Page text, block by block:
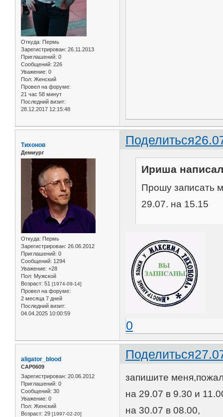
Откуда: Пермь
Зарегистрирован: 26.11.2013
Приглашений: 0
Сообщений: 226
Уважение: 0
Пол: Женский
Провел на форуме:
21 час 58 минут
Последний визит:
28.12.2017 12:15:48
Поделиться
Тихонов
Демиург
Откуда: Пермь
Зарегистрирован: 26.06.2012
Приглашений: 0
Сообщений: 1294
Уважение: +28
Пол: Мужской
Возраст: 51 [1974-09-14]
Провел на форуме:
2 месяца 7 дней
Последний визит:
04.04.2025 10:00:59
Ириша
Прошу записать
29.07. на 15.15
0
Поделиться
aligator_blood
САР0609
Зарегистрирован: 20.06.2012
Приглашений: 0
Сообщений: 30
Уважение: 0
Пол: Женский
Возраст: 29 [1997-02-20]
запишите
на 29.07 в 9.30 и
на 30.07 в 08.00,